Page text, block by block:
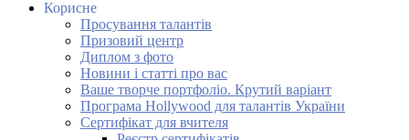
Корисне
Просування талантів
Призовий центр
Диплом з фото
Новини і статті про вас
Ваше творче портфоліо. Крутий варіант
Програма Hollywood для талантів України
Сертифікат для вчителя